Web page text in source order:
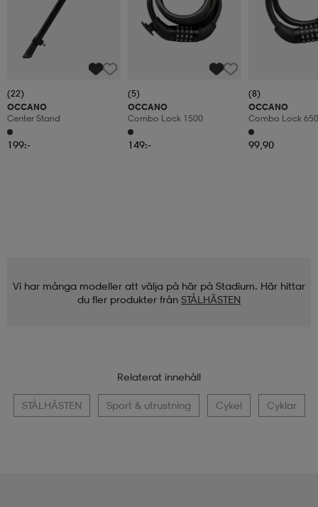
(22)
OCCANO
Center Stand
199:-
(5)
OCCANO
Combo Lock 1500
149:-
(8)
OCCANO
Combo Lock 650
99,90
Vi har många modeller att välja på här på Stadium. Här hittar
du fler produkter från STÅLHÄSTEN
Relaterat innehåll
STÅLHÄSTEN Sport & utrustning Cykel Cyklar